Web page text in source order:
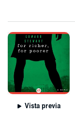
Vista previa